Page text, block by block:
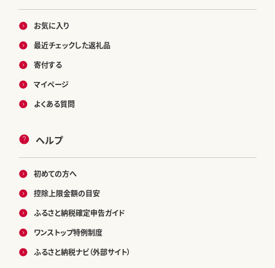
お気に入り
最近チェックした返礼品
寄付する
マイページ
よくある質問
ヘルプ
初めての方へ
控除上限金額の目安
ふるさと納税確定申告ガイド
ワンストップ特例制度
ふるさと納税ナビ（外部サイト）